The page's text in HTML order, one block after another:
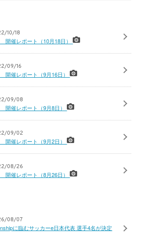
10/18
開催レポート（10月18日）
09/16
開催レポート（9月16日）
09/08
開催レポート（9月8日）
09/02
開催レポート（9月2日）
08/26
開催レポート（8月26日）
08/07
に臨むサッカーe日本代表 選手4名が決定